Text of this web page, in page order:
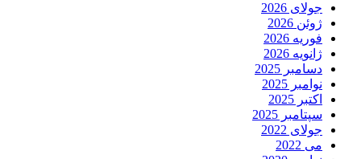
جولای 2026
ژوئن 2026
فوریه 2026
ژانویه 2026
دسامبر 2025
نوامبر 2025
اکتبر 2025
سپتامبر 2025
جولای 2022
می 2022